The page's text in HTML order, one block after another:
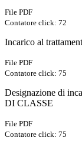
File PDF
Contatore click: 72
Incarico al
File PDF
Contatore click: 75
Designazione di
DI CLASSE
File PDF
Contatore click: 75